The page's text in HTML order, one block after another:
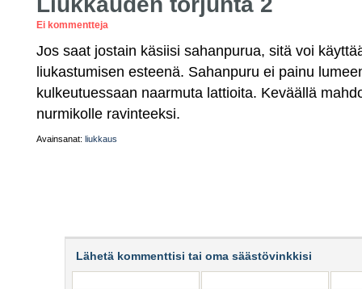
Ei kommentteja
Jos saat jostain käsiisi sahanpurua, sitä voi
liukastumisen esteenä. Sahanpuru ei painu
kulkeutuessaan naarmuta lattioita. Keväällä
nurmikolle ravinteeksi.
Avainsanat: liukkaus
Lähetä kommenttisi tai oma säästövinkkisi